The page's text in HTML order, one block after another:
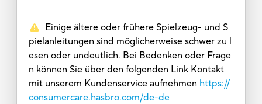
Einige ältere oder frühere Spielzeug- und S
pielanleitungen sind möglicherweise schwer zu l
esen oder undeutlich. Bei Bedenken oder Frage
n können Sie über den folgenden Link Kontakt
mit unserem Kundenservice aufnehmen https://
consumercare.hasbro.com/de-de